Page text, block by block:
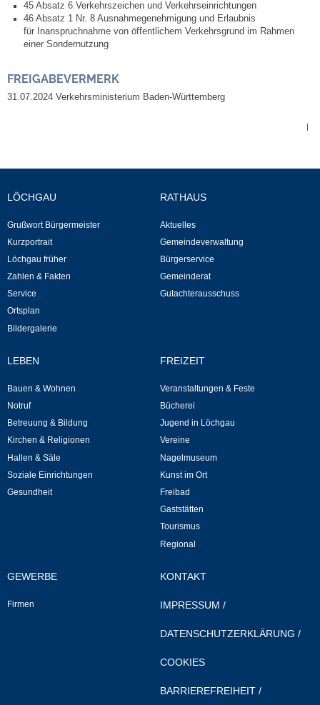
Evangelische Kirchengemeinde
Katholische Kirchengemeinde
Neuapostolische Kirche
Sporthalle Greuth
Schulturnhalle
Hallen- und Raumreservierung
Veranstaltungen & Feste
45 Absatz 6 Verkehrszeichen und Verkehrseinrichtungen
46 Absatz 1 Nr. 8 Ausnahmegenehmigung und Erlaubnis
für Inanspruchnahme von öffentlichem Verkehrsgrund im Rahmen
einer Sondernutzung
FREIGABEVERMERK
31.07.2024 Verkehrsministerium Baden-Württemberg
|
LÖCHGAU
Grußwort Bürgermeister
Kurzportrait
Löchgau früher
Zahlen & Fakten
Service
Ortsplan
Bildergalerie
RATHAUS
Aktuelles
Gemeindeverwaltung
Bürgerservice
Gemeinderat
Gutachterausschuss
LEBEN
Bauen & Wohnen
Notruf
Betreuung & Bildung
Kirchen & Religionen
Hallen & Säle
Soziale Einrichtungen
Gesundheit
FREIZEIT
Veranstaltungen & Feste
Bücherei
Jugend in Löchgau
Vereine
Nagelmuseum
Kunst im Ort
Freibad
Gaststätten
Tourismus
Regional
GEWERBE
Firmen
KONTAKT
IMPRESSUM /
DATENSCHUTZERKLÄRUNG /
COOKIES
BARRIEREFREIHEIT /